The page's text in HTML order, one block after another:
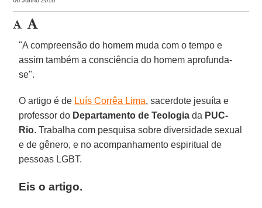
"A compreensão do homem muda com o tempo e
assim também a consciência do homem aprofunda-
se".
O artigo é de Luís Corrêa Lima, sacerdote jesuíta e
professor do Departamento de Teologia da PUC-
Rio. Trabalha com pesquisa sobre diversidade sexual
e de gênero, e no acompanhamento espiritual de
pessoas LGBT.
Eis o artigo.